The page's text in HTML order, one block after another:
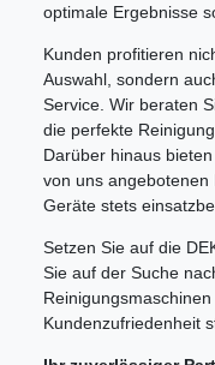
optimale Ergebnisse
Kunden profitieren
Auswahl, sondern
Service. Wir beraten
die perfekte
Darüber hinaus
von uns
Geräte stets
Setzen Sie auf die
Sie auf der Suche
Kundenzufriedenheit